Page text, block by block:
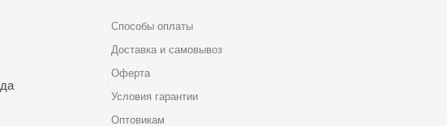
Способы оплаты
Доставка и самовывоз
Оферта
Условия гарантии
Оптовикам